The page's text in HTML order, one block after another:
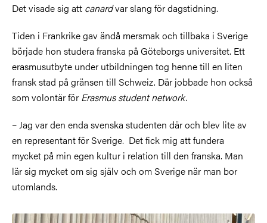
Det visade sig att canardvar slang för dagstidning.
Tiden i Frankrike gav ändå mersmak och tillbaka i Sverige
började hon studera franska på Göteborgs universitet. Ett
erasmusutbyte under utbildningen tog henne till en liten
fransk stad på gränsen till Schweiz. Där jobbade hon också
som volontär för Erasmus student network.
– Jag var den enda svenska studenten där och blev lite av
en representant för Sverige. Det fick mig att fundera
mycket på min egen kultur i relation till den franska. Man
lär sig mycket om sig själv och om Sverige när man bor
utomlands.
Bild